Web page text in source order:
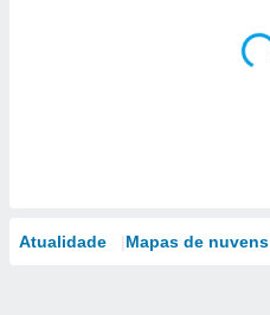
Atualidade Mapas de nuvens